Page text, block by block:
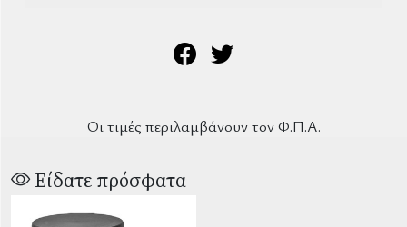
Οι τιμές περιλαμβάνουν τον Φ.Π.Α.
Είδατε πρόσφατα